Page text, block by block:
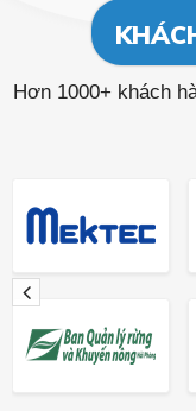
Hơn 1000+ khách